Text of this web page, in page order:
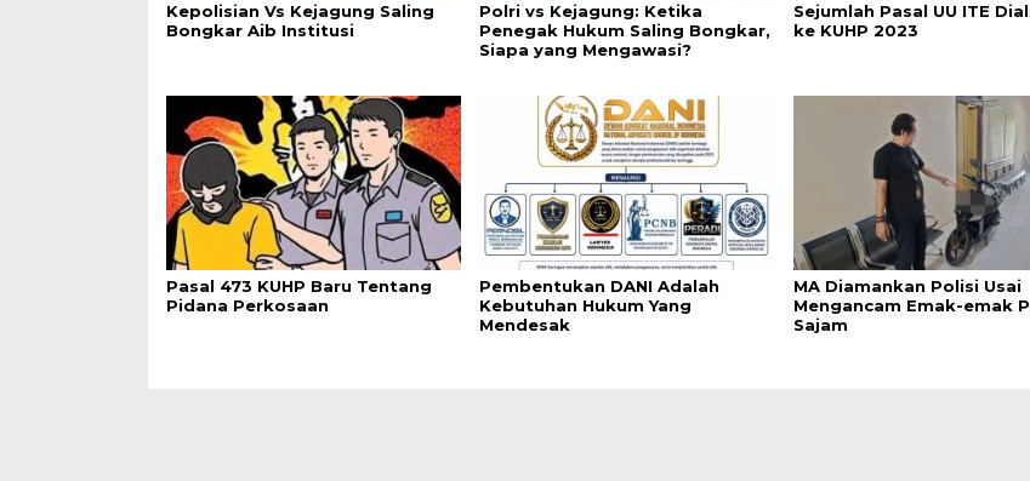
Kepolisian Vs Kejagung Saling
Bongkar Aib Institusi
Polri vs Kejagung: Ketika
Penegak Hukum Saling Bongkar,
Siapa yang Mengawasi?
Sejumlah Pasal UU ITE
ke KUHP 2023
Pasal 473 KUHP Baru Tentang
Pidana Perkosaan
Pembentukan DANI Adalah
Kebutuhan Hukum Yang
Mendesak
MA Diamankan Polisi Usai
Mengancam Emak-emak
Sajam